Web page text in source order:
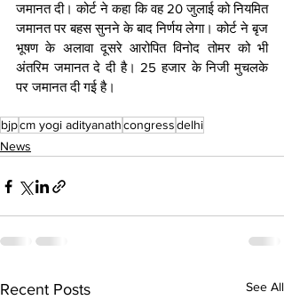
जमानत दी। कोर्ट ने कहा कि वह 20 जुलाई को नियमित
जमानत पर बहस सुनने के बाद निर्णय लेगा। कोर्ट ने बृज
भूषण के अलावा दूसरे आरोपित विनोद तोमर को भी
अंतरिम जमानत दे दी है। 25 हजार के निजी मुचलके
पर जमानत दी गई है।
bjpcm yogi adityanathcongressdelhi
News
Recent Posts See All